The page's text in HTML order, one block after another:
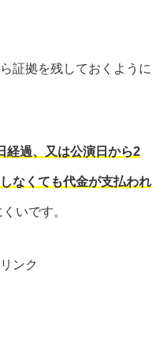
証拠を残しておくように
経過、又は公演日から2
なくても代金が支払われ
いです。
ンク